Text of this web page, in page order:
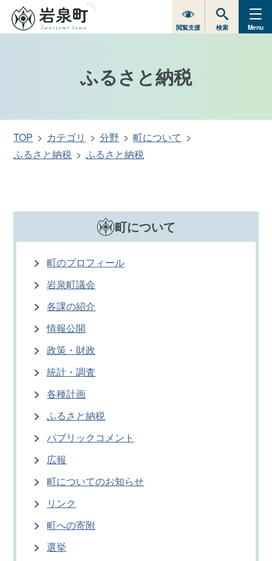
閲覧支援 検索 Menu
ふるさと納税
TOP カテゴリ 分野
町について
ふるさと納税
ふるさと納税
町について
町のプロフィール
岩泉町議会
各課の紹介
情報公開
政策・財政
統計・調査
各種計画
ふるさと納税
パブリックコメント
広報
町についてのお知らせ
リンク
町への寄附
選挙